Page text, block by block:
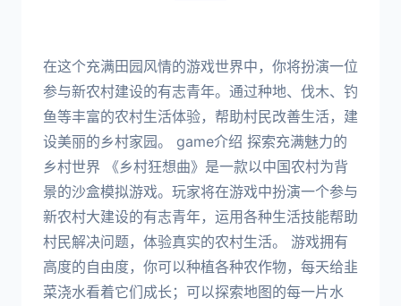
在这个充满田园风情的游戏世界中，你将扮演一位
参与新农村建设的有志青年。通过种地、伐木、钓
鱼等丰富的农村生活体验，帮助村民改善生活，建
设美丽的乡村家园。 game介绍 探索充满魅力的
乡村世界 《乡村狂想曲》是一款以中国农村为背
景的沙盒模拟游戏。玩家将在游戏中扮演一个参与
新农村大建设的有志青年，运用各种生活技能帮助
村民解决问题，体验真实的农村生活。 游戏拥有
高度的自由度，你可以种植各种农作物，每天给韭
菜浇水看着它们成长；可以探索地图的每一片水